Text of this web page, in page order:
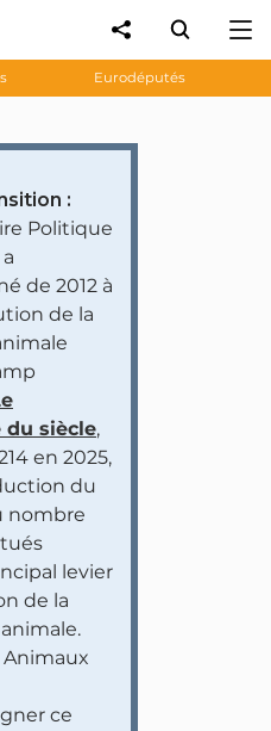
Eurodéputés
:
Politique
de 2012 à
de la
du siècle,
en 2025,
du
nombre
levier
de la
ce